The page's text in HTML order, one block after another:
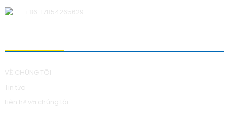
+86-17854265629
VỀ CHÚNG TÔI
Tin tức
Liên hệ với chúng tôi